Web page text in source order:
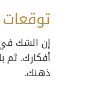
توقعات
إن الشك
أفكارك. ثم
ذهنك.